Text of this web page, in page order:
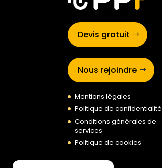
Devis gratuit
Nous rejoindre
Mentions légales
Politique de confidentialité
Conditions générales de
services
Politique de cookies